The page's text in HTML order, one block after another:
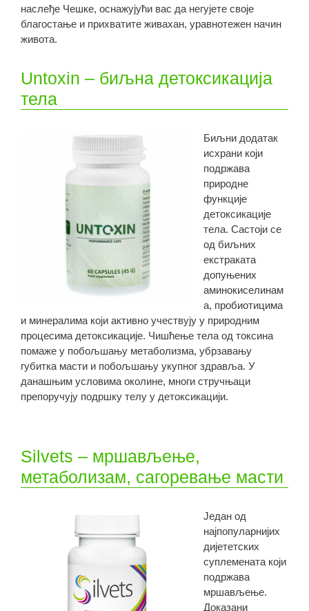
наслеђе Чешке, оснажујући вас да негујете своје
благостање и прихватите живахан, уравнотежен начин
живота.
Untoxin – биљна детоксикација
тела
Биљни додатак
исхрани који
подржава
природне
функције
детоксикације
тела. Састоји се
од биљних
екстраката
допуњених
аминокиселинам
а, пробиотицима
и минералима који активно учествују у природним
процесима детоксикације. Чишћење тела од токсина
помаже у побољшању метаболизма, убрзавању
губитка масти и побољшању укупног здравља. У
данашњим условима околине, многи стручњаци
препоручују подршку телу у детоксикацији.
Silvets – мршављење,
метаболизам, сагоревање масти
Један од
најпопуларнијих
дијететских
суплемената који
подржава
мршављење.
Доказани